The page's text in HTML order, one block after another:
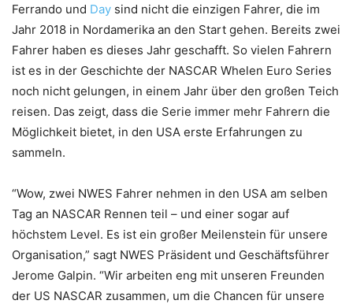
Ferrando und Day sind nicht die einzigen Fahrer, die im
Jahr 2018 in Nordamerika an den Start gehen. Bereits zwei
Fahrer haben es dieses Jahr geschafft. So vielen Fahrern
ist es in der Geschichte der NASCAR Whelen Euro Series
noch nicht gelungen, in einem Jahr über den großen Teich
reisen. Das zeigt, dass die Serie immer mehr Fahrern die
Möglichkeit bietet, in den USA erste Erfahrungen zu
sammeln.
“Wow, zwei NWES Fahrer nehmen in den USA am selben
Tag an NASCAR Rennen teil – und einer sogar auf
höchstem Level. Es ist ein großer Meilenstein für unsere
Organisation,” sagt NWES Präsident und Geschäftsführer
Jerome Galpin. “Wir arbeiten eng mit unseren Freunden
der US NASCAR zusammen, um die Chancen für unsere